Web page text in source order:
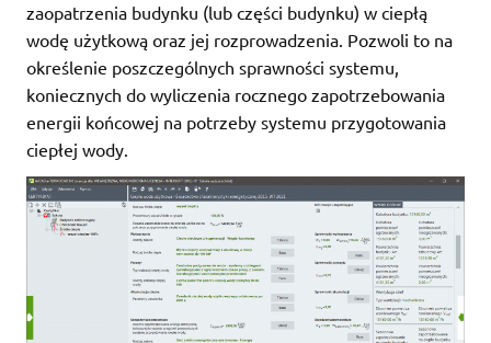
zaopatrzenia budynku (lub części budynku) w ciepłą
wodę użytkową oraz jej rozprowadzenia. Pozwoli to na
określenie poszczególnych sprawności systemu,
koniecznych do wyliczenia rocznego zapotrzebowania
energii końcowej na potrzeby systemu przygotowania
ciepłej wody.